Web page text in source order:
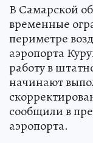
В Самарской
временные
периметре
аэропорта
работу в
начинают
сообщили в
аэропорта.